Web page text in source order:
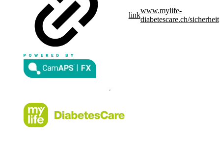
link
www.mylife-
diabetescare.ch/sicherheit